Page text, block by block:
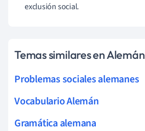
exclusión social.
Temas similares en Alemán
Problemas sociales alemanes
Vocabulario Alemán
Gramática alemana